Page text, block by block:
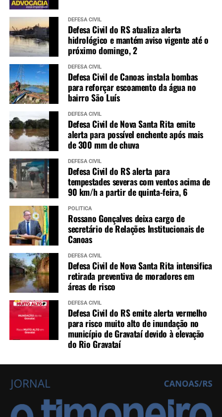
DEFESA CIVIL
Defesa Civil do RS atualiza alerta
hidrológico e mantém aviso vigente até o
próximo domingo, 2
DEFESA CIVIL
Defesa Civil de Canoas instala bombas
para reforçar escoamento da água no
bairro São Luís
DEFESA CIVIL
Defesa Civil de Nova Santa Rita emite
alerta para possível enchente após mais
de 300 mm de chuva
DEFESA CIVIL
Defesa Civil do RS alerta para
tempestades severas com ventos acima de
90 km/h a partir de quinta-feira, 6
POLÍTICA
Rossano Gonçalves deixa cargo de
secretário de Relações Institucionais de
Canoas
DEFESA CIVIL
Defesa Civil de Nova Santa Rita intensifica
retirada preventiva de moradores em
áreas de risco
DEFESA CIVIL
Defesa Civil do RS emite alerta vermelho
para risco muito alto de inundação no
município de Gravataí devido à elevação
do Rio Gravataí